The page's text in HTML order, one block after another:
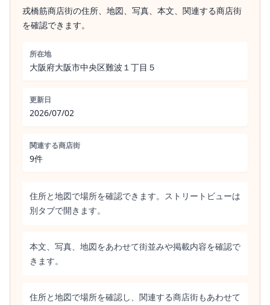
戎橋筋商店街の住所、地図、写真、本文、関連する商店街
を確認できます。
所在地
大阪府大阪市中央区難波１丁目５
更新日
2026/07/02
関連する商店街
9件
住所と地図で場所を確認できます。ストリートビューは
別タブで開きます。
本文、写真、地図をあわせて街並みや掲載内容を確認で
きます。
住所と地図で場所を確認し、関連する商店街もあわせて